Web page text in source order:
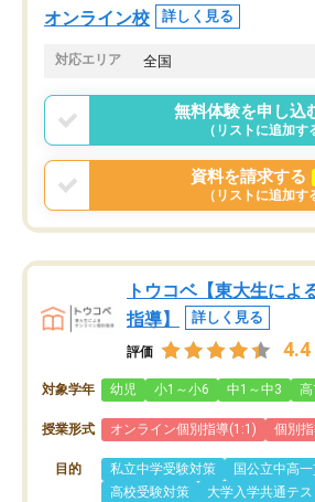
オンライン校 詳しく見る
対応エリア 全国
無料体験を申し込
（リストに追加す
資料を請求する
（リストに追加す
トウコベ【東大生によ
指導】
詳しく見る
評価 4.4
対象学年 幼児 小1～小6 中1～中3
授業形式 オンライン個別指導(1:1) 個別
目的 私立中学受験対策
国公立中高
高校受験対策
大学入学共通テ